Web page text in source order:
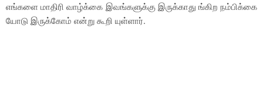
எங்களை மாதிரி வாழ்க்கை இவங்களுக்கு இருக்காது ங்கிற நம்பிக்கை
யோடு இருக்கோம் என்று கூறி யுள்ளார்.